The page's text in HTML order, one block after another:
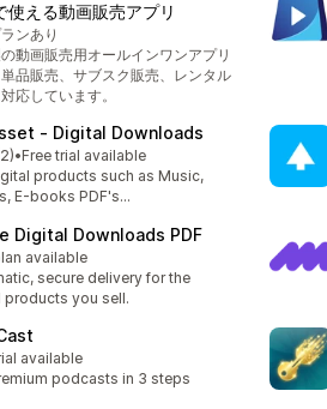
使える動画販売アプリ
ンあり
動画販売用オールインワンアプリ
品販売、サブスク販売、レンタル
応しています。
‑ Digital Downloads
gwiazdek
liczba recenzji: 2
•Free trial available
products such as Music,
E-books PDF's...
Digital Downloads PDF
available
secure delivery for the
products you sell.
available
podcasts in 3 steps